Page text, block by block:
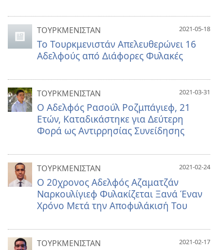
2021-05-18
ΤΟΥΡΚΜΕΝΙΣΤΑΝ
Το Τουρκμενιστάν Απελευθερώνει 16
Αδελφούς από Διάφορες Φυλακές
2021-03-31
ΤΟΥΡΚΜΕΝΙΣΤΑΝ
Ο Αδελφός Ρασούλ Ροζμπάγιεφ, 21
Ετών, Καταδικάστηκε για Δεύτερη
Φορά ως Αντιρρησίας Συνείδησης
2021-02-24
ΤΟΥΡΚΜΕΝΙΣΤΑΝ
Ο 20χρονος Αδελφός Αζαματζάν
Ναρκουλίγιεφ Φυλακίζεται Ξανά Έναν
Χρόνο Μετά την Αποφυλάκισή Του
2021-02-17
ΤΟΥΡΚΜΕΝΙΣΤΑΝ